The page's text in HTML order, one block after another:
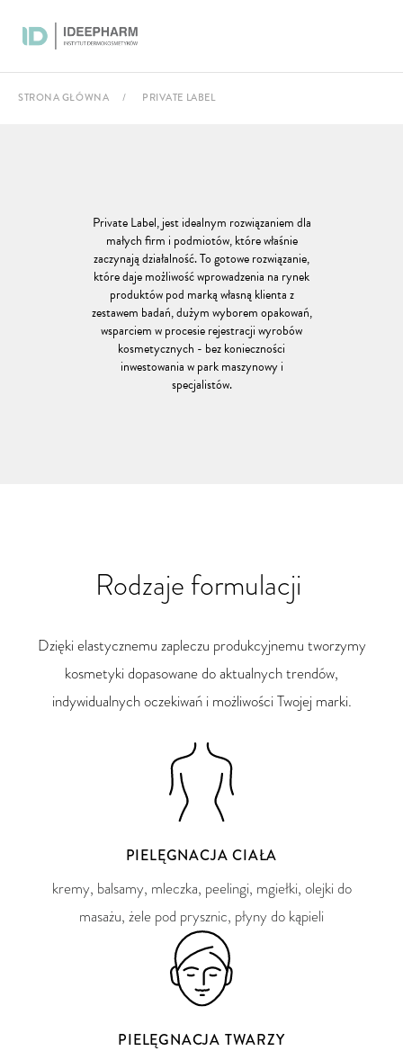
do
treści
STRONA GŁÓWNA PRIVATE LABEL
Private Label, jest idealnym rozwiązaniem dla
małych firm i podmiotów, które właśnie
zaczynają działalność. To gotowe rozwiązanie,
które daje możliwość wprowadzenia na rynek
produktów pod marką własną klienta z
zestawem badań, dużym wyborem opakowań,
wsparciem w procesie rejestracji wyrobów
kosmetycznych - bez konieczności
inwestowania w park maszynowy i
specjalistów.
Rodzaje formulacji
Dzięki elastycznemu zapleczu produkcyjnemu tworzymy
kosmetyki dopasowane do aktualnych trendów,
indywidualnych oczekiwań i możliwości Twojej marki.
PIELĘGNACJA CIAŁA
kremy, balsamy, mleczka, peelingi, mgiełki, olejki do
masażu, żele pod prysznic, płyny do kąpieli
PIELĘGNACJA TWARZY